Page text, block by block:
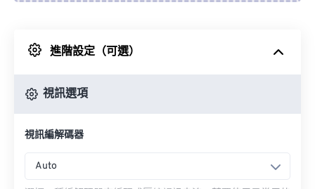
來自 Google 雲端硬碟
進階設定（可選）
視訊選項
視訊編解碼器
Auto